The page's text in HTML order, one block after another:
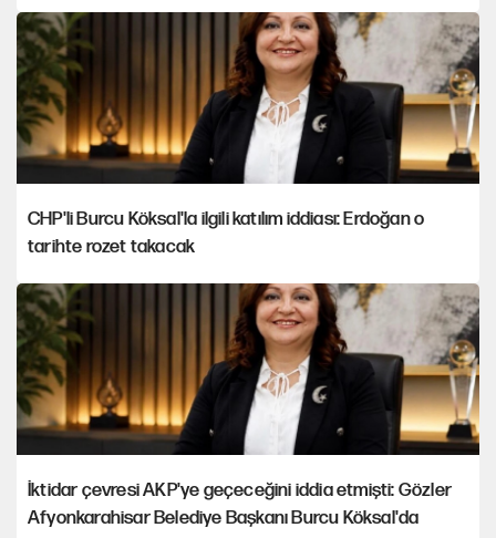
CHP'li Burcu Köksal'la ilgili katılım iddiası: Erdoğan o
tarihte rozet takacak
İktidar çevresi AKP'ye geçeceğini iddia etmişti: Gözler
Afyonkarahisar Belediye Başkanı Burcu Köksal'da